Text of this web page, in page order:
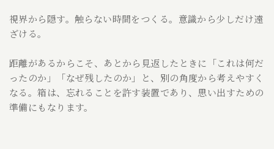
視界から隠す。触らない時間をつくる。意識から少しだけ遠
ざける。
距離があるからこそ、あとから見返したときに「これは何だ
ったのか」「なぜ残したのか」と、別の角度から考えやすく
なる。箱は、忘れることを許す装置であり、思い出すための
準備にもなります。